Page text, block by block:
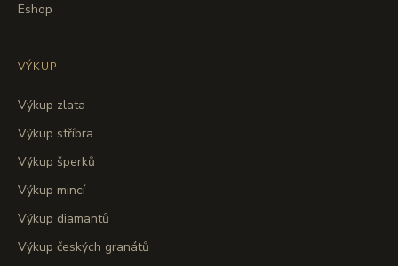
Eshop
VÝKUP
Výkup zlata
Výkup stříbra
Výkup šperků
Výkup mincí
Výkup diamantů
Výkup českých granátů